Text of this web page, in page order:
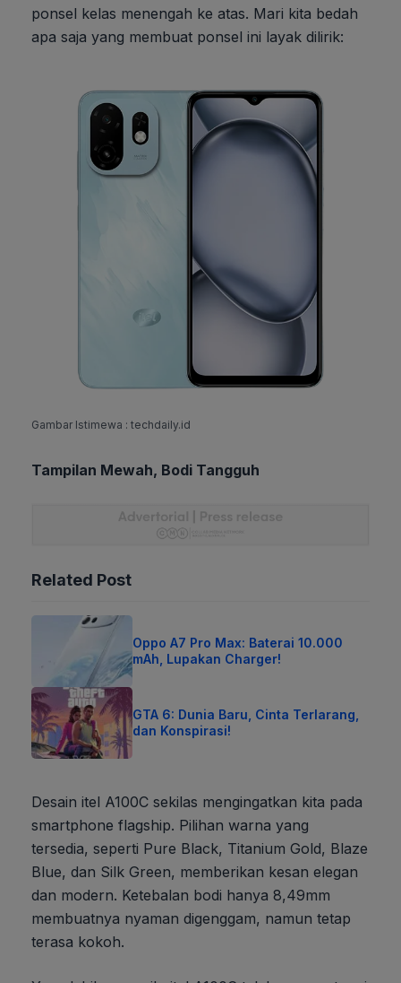
ponsel kelas menengah ke atas. Mari kita bedah
apa saja yang membuat ponsel ini layak dilirik:
Gambar Istimewa : techdaily.id
Tampilan Mewah, Bodi Tangguh
Related Post
Oppo A7 Pro Max: Baterai 10.000
mAh, Lupakan Charger!
GTA 6: Dunia Baru, Cinta Terlarang,
dan Konspirasi!
Desain itel A100C sekilas mengingatkan kita pada
smartphone flagship. Pilihan warna yang
tersedia, seperti Pure Black, Titanium Gold, Blaze
Blue, dan Silk Green, memberikan kesan elegan
dan modern. Ketebalan bodi hanya 8,49mm
membuatnya nyaman digenggam, namun tetap
terasa kokoh.